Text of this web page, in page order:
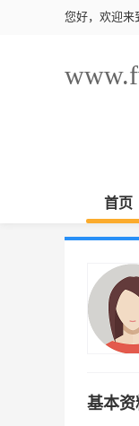
您好，欢迎来
首页
基本资